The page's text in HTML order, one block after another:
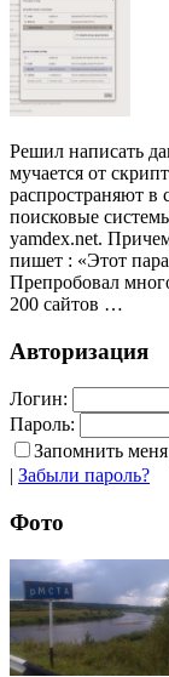
Решил написать
мучается от
распространяют в
поисковые
yamdex.net.
пишет : «Этот
Препробовал
200 сайтов …
Авторизация
Логин:
Пароль:
Запомнить меня
| Забыли пароль?
Фото